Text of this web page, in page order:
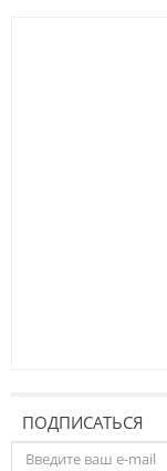
ПОДПИСАТЬСЯ